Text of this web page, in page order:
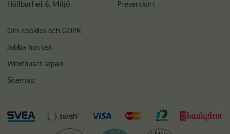
Hållbarhet & Miljö
Presentkort
Om cookies och GDPR
Jobba hos oss
Wexthuset Japan
Sitemap